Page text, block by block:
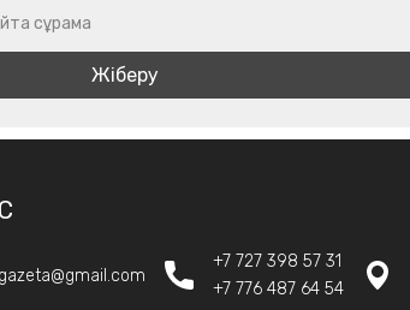
сұрама
+7 727 398 57 31
+7 776 487 64 54